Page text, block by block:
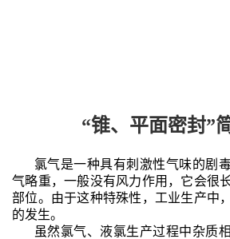
“锥、平面密封”
氯气是一种具有刺激性气味的剧
气略重，一般没有风力作用，它会很
部位。 由于这种特殊性，工业生产中
的发生。
虽然氯气、液氯生产过程中杂质